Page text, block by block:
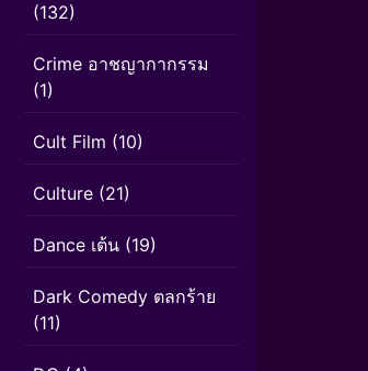
(132)
Crime อาชญากากรรม
(1)
Cult Film (10)
Culture (21)
Dance เต้น (19)
Dark Comedy ตลกร้าย
(11)